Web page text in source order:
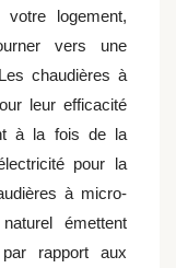
logement,
vers une
chaudières à
leur efficacité
à la fois de la
pour la
à micro-
émettent
rapport aux